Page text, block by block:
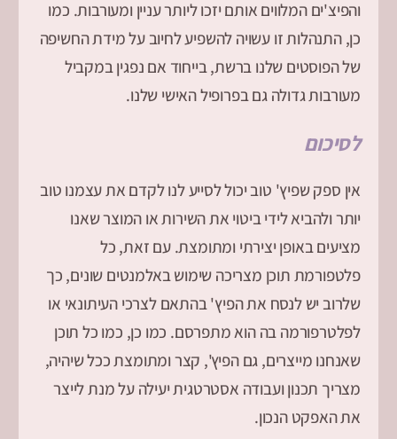
והפיצ'ים המלווים אותם יזכו ליותר עניין ומעורבות. כמו
כן, התנהלות זו עשויה להשפיע לחיוב על מידת החשיפה
של הפוסטים שלנו ברשת, בייחוד אם נפגין במקביל
מעורבות גדולה גם בפרופיל האישי שלנו.
לסיכום
אין ספק שפיץ' טוב יכול לסייע לנו לקדם את עצמנו טוב
יותר ולהביא לידי ביטוי את השירות או המוצר שאנו
מציעים באופן יצירתי ומתומצת. עם זאת, כל
פלטפורמת תוכן מצריכה שימוש באלמנטים שונים, כך
שלרוב יש לנסח את הפיץ' בהתאם לצרכי העיתונאי או
לפלטרפורמה בה הוא מתפרסם. כמו כן, כמו כל תוכן
שאנחנו מייצרים, גם הפיץ', קצר ומתומצת ככל שיהיה,
מצריך תכנון ועבודה אסטרטגית יעילה על מנת לייצר
את האפקט הנכון.